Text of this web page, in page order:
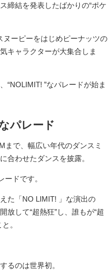
締結を発表したばかりの“ポケ
ーピーをはじめピーナッツの
キャラクターが大集合しま
“NOLIMIT! ”なパレードが始ま
パレード
まで、幅広い年代のダンスミ
合わせたダンスを披露。
ドです。
た「NO LIMIT! 」な演出の
して“超熱狂”し、誰もが“超
。
るのは世界初。